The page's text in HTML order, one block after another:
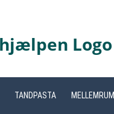
TANDPASTA MELLEMRUM